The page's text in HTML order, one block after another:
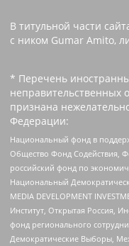
В титульной части
с ником Gumar Amito,
* Перечень
неправительственных
признана
Федерации:
Национальный фонд в
Общество Фонд Содействия,
российский фонд по
Национальный
MEDIA DEVELOPMENT
Институт, Открытая Россия,
фонд регионального
Демократические Выборы,